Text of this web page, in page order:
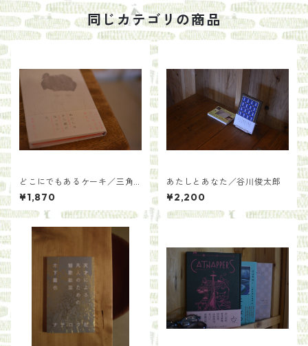
同じカテゴリの商品
どこにでもあるケーキ／三角
みづ紀
¥1,870
あたしとあなた／谷川俊太郎
¥2,200